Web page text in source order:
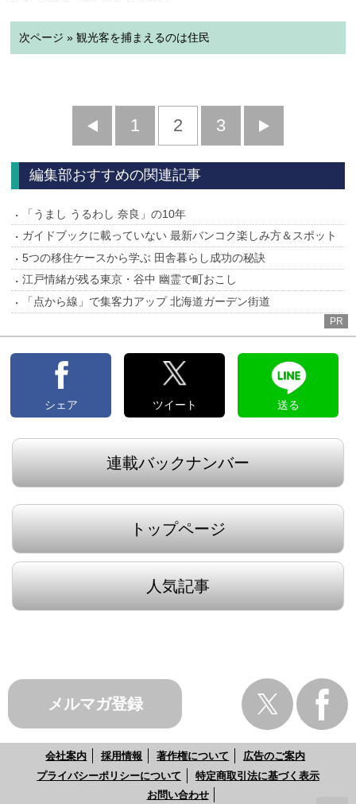
次ページ » 観光客を捕まえるのは住民
前
へ
1 2 3
へ
編集部おすすめの関連記事
「うまし うるわし 奈良」の10年
ガイドブックに載っていない 最新バンコク楽しみ方＆スポット
5つの移住ケースから学ぶ 田舎暮らし成功の秘訣
江戸情緒が残る東京・谷中 幽霊で町おこし
「点から線」で集客力アップ 北海道ガーデン街道
PR
シェア ツイート 送る
連載バックナンバー
トップページ
人気記事
メルマガ登録
会社案内 採用情報 著作権について
広告のご案内
プライバシーポリシーについて
特定商取引法に基づく表示
お問い合わせ